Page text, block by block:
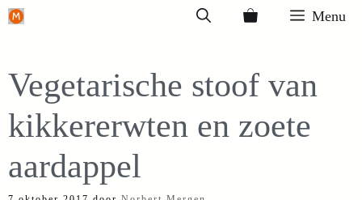
Ga
inhoud
Menu
Vegetarische stoof van
kikkererwten en zoete
aardappel